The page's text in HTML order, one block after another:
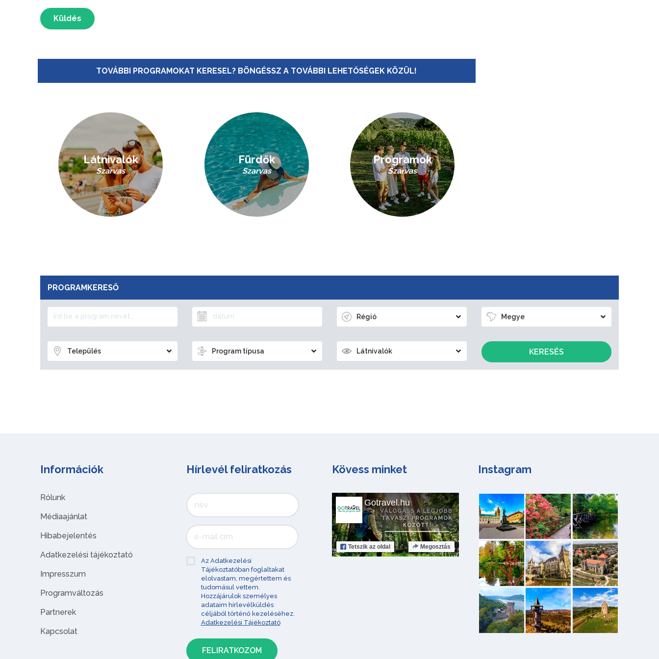
Küldés
TOVÁBBI PROGRAMOKAT KERESEL? BÖNGÉSSZ A TOVÁBBI LEHETŐSÉGEK KÖZÜL!
Látnivalók
Szarvas
Fürdők
Szarvas
Programok
Szarvas
PROGRAMKERESŐ
Régió Megye
Település Program típusa Látnivalók KERESÉS
Információk
Rólunk
Médiaajánlat
Hibabejelentés
Adatkezelési tájékoztató
Impresszum
Programváltozás
Partnerek
Kapcsolat
Hírlevél feliratkozás
Az Adatkezelési
Tájékoztatóban foglaltakat
elolvastam, megértettem és
tudomásul vettem.
Hozzájárulok személyes
adataim hírlevélküldés
céljából történő kezeléséhez.
Adatkezelési Tájékoztató
Kövess minket
Gotravel.hu
Tetszik az oldal Megosztás
Instagram